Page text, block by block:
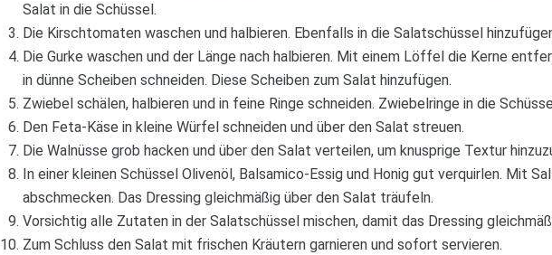
Salat in die Schüssel.
Die Kirschtomaten waschen und halbieren. Ebenfalls in die Salatschüssel
Die Gurke waschen und der Länge nach halbieren. Mit einem Löffel die Kerne
in dünne Scheiben schneiden. Diese Scheiben zum Salat hinzufügen.
Zwiebel schälen, halbieren und in feine Ringe schneiden. Zwiebelringe in die
Den Feta-Käse in kleine Würfel schneiden und über den Salat streuen.
Die Walnüsse grob hacken und über den Salat verteilen, um knusprige Textur
In einer kleinen Schüssel Olivenöl, Balsamico-Essig und Honig gut verquirlen. Mit
abschmecken. Das Dressing gleichmäßig über den Salat träufeln.
Vorsichtig alle Zutaten in der Salatschüssel mischen, damit das Dressing
Zum Schluss den Salat mit frischen Kräutern garnieren und sofort servieren.